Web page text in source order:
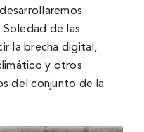
de las
la brecha digital,
y otros
del conjunto de la